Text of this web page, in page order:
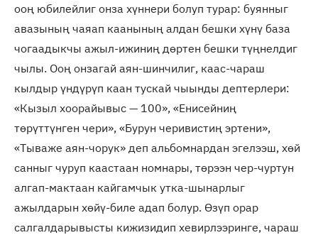
ооң юбилейлиг онза хүннери болуп турар: буянныг
авазының чаяап каанының алдан бешки хүнү база
чогаадыкчы ажыл-ижиниң дөртен бешки түңнелдиг
чылы. Ооң онзагай аян-шинчилиг, каас-чараш
кылдыр үндүрүп каан тускай чыынды дептерлери:
«Кызыл хоорайывыс — 100», «Енисейниң
төрүттүнген чери», «Бурун черивистиң эртени»,
«Тываже аян-чорук» деп альбомнардан эгелээш, хөй
санныг чуруп каастаан номнары, төрээн чер-чуртун
алгап-мактаан кайгамчык утка-шынарлыг
ажылдарын хөйү-биле адап болур. Өзүп орар
салгалдарывысты кижизидип хевирлээринге, чараш